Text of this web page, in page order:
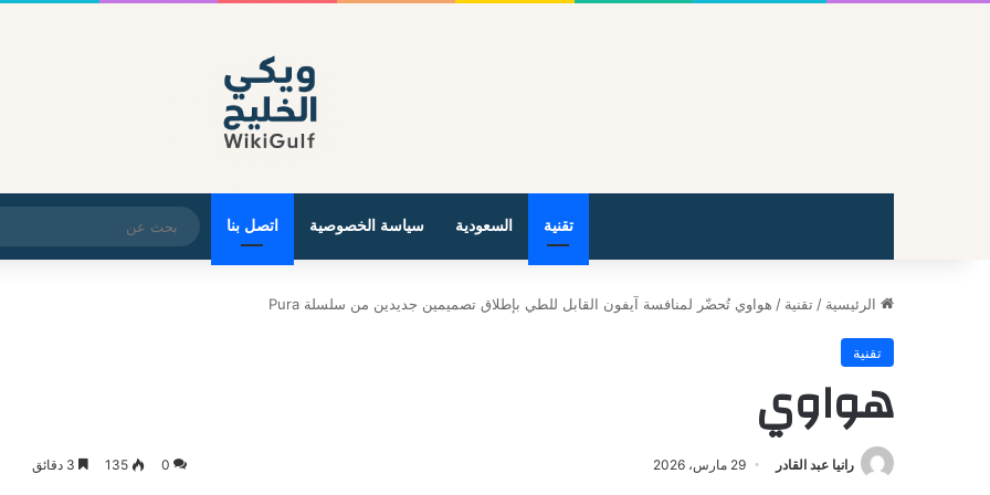
تقنية السعودية سياسة الخصوصية اتصل بنا
الرئيسية / تقنية / هواوي تُحضّر لمنافسة آيفون القابل للطي بإطلاق تصميمين جديدين من سلسلة Pura
تقنية
هواوي
رانيا عبد القادر 29 مارس، 2026 0
135